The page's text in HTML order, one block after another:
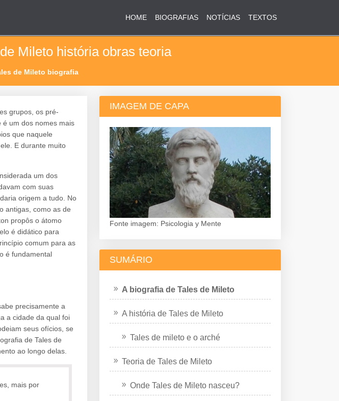
HOME BIOGRAFIAS NOTÍCIAS TEXTOS
Mileto história obras teoria
de Mileto biografia
grupos, os pré-
é um dos nomes mais
que naquele
E durante muito
um dos
com suas
origem a tudo. No
antigas, como as de
propôs o átomo
é didático para
comum para as
é fundamental
precisamente a
a cidade da qual foi
seus ofícios, se
de Tales de
ao longo delas.
mais por
IMAGEM DE CAPA
Fonte imagem: Psicologia y Mente
SUMÁRIO
A biografia de Tales de Mileto
A história de Tales de Mileto
Tales de mileto e o arché
Teoria de Tales de Mileto
Onde Tales de Mileto nasceu?